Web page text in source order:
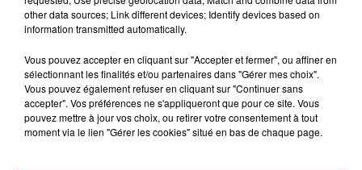
other data sources; Link different devices; Identify devices based on
information transmitted automatically.
Vous pouvez accepter en cliquant sur "Accepter et fermer", ou affiner en
sélectionnant les finalités et/ou partenaires dans "Gérer mes choix".
Vous pouvez également refuser en cliquant sur "Continuer sans
accepter". Vos préférences ne s'appliqueront que pour ce site. Vous
pouvez mettre à jour vos choix, ou retirer votre consentement à tout
moment via le lien "Gérer les cookies" situé en bas de chaque page.